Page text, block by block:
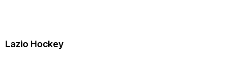
Lazio Hockey